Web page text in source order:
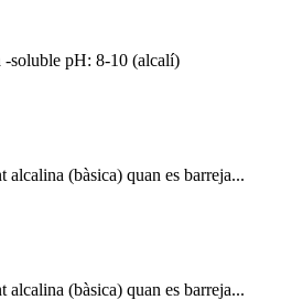
-soluble pH: 8-10 (alcalí)
(bàsica) quan es barreja...
(bàsica) quan es barreja...